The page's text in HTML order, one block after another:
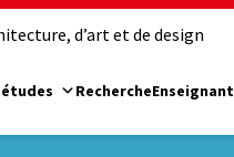
d’art et de design
Recherche